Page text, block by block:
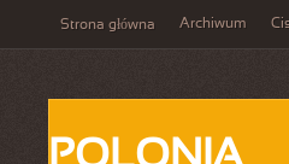
Strona główna Archiwum